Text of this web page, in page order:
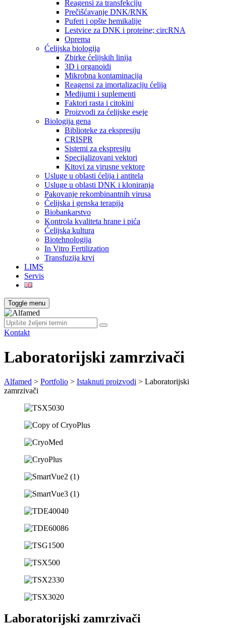
Reagensi za transfekciju
Prečišćavanje DNK/RNK
Puferi i opšte hemikalije
Lestvice za DNK i proteine; circRNA
Oprema
Ćelijska biologija
Zbirke ćelijskih linija
3D i organoidi
Mikrobna kontaminacija
Reagensi za imortalizaciju ćelija
Medijumi i suplementi
Faktori rasta i citokini
Proizvodi za ćelijske eseje
Biologija gena
Biblioteke za ekspresiju
CRISPR
Sistemi za ekspresiju
Specijalizovani vektori
Kitovi za virusne vektore
Usluge u oblasti ćelija i antitela
Usluge u oblasti DNK i kloniranja
Pakovanje rekombinantnih virusa
Ćelijska i genska terapija
Biobankarstvo
Kontrola kvaliteta hrane i pića
Ćelijska kultura
Biotehnologija
In Vitro Fertilization
Transfuzija krvi
LIMS
Servis
Toggle menu
Kontakt
Laboratorijski zamrzivači
Alfamed > Portfolio > Istaknuti proizvodi > Laboratorijski
zamrzivači
Laboratorijski zamrzivači